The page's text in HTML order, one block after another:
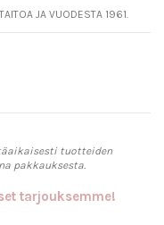
JA VUODESTA 1961.
tuotteiden
pakkauksesta.
tarjouksemme!